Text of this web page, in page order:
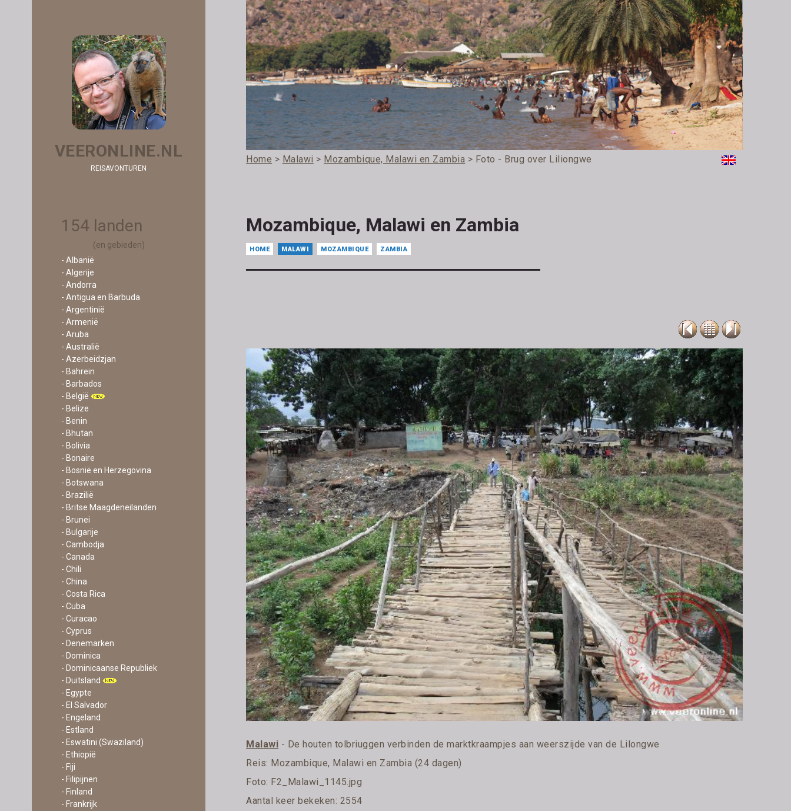
VEERONLINE.NL
REISAVONTUREN
154 landen
(en gebieden)
- Albanië
- Algerije
- Andorra
- Antigua en Barbuda
- Argentinië
- Armenië
- Aruba
- Australië
- Azerbeidzjan
- Bahrein
- Barbados
- België
- Belize
- Benin
- Bhutan
- Bolivia
- Bonaire
- Bosnië en Herzegovina
- Botswana
- Brazilië
- Britse Maagdeneilanden
- Brunei
- Bulgarije
- Cambodja
- Canada
- Chili
- China
- Costa Rica
- Cuba
- Curacao
- Cyprus
- Denemarken
- Dominica
- Dominicaanse Republiek
- Duitsland
- Egypte
- El Salvador
- Engeland
- Estland
- Eswatini (Swaziland)
- Ethiopië
- Fiji
- Filipijnen
- Finland
- Frankrijk
Home > Malawi > Mozambique, Malawi en Zambia > Foto - Brug over Liliongwe
Mozambique, Malawi en Zambia
HOME MALAWI MOZAMBIQUE ZAMBIA
Malawi - De houten tolbriuggen verbinden de marktkraampjes aan weerszijde van de Lilongwe
Reis: Mozambique, Malawi en Zambia (24 dagen)
Foto: F2_Malawi_1145.jpg
Aantal keer bekeken: 2554